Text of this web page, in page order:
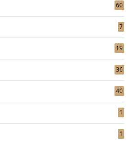
60
7
19
36
40
1
1